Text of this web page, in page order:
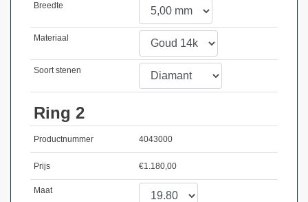
Breedte
Materiaal
Soort stenen
Ring 2
Productnummer 4043000
Prijs €1.180,00
Maat